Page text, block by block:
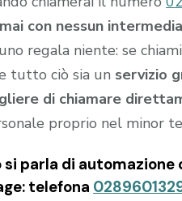
mai con nessun
regala niente: se
tutto ciò sia un servizio
di chiamare
proprio nel minor
parla di
telefona